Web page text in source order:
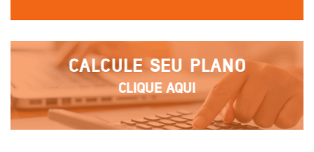
CALCULE SEU PLANO
CLIQUE AQUI